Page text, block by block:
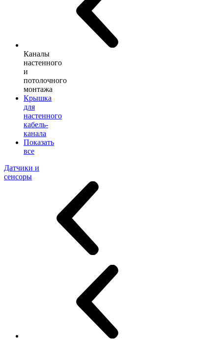
Каналы
настенного
и
потолочного
монтажа
Крышка
для
настенного
кабель-
канала
Показать
все
Датчики и
сенсоры